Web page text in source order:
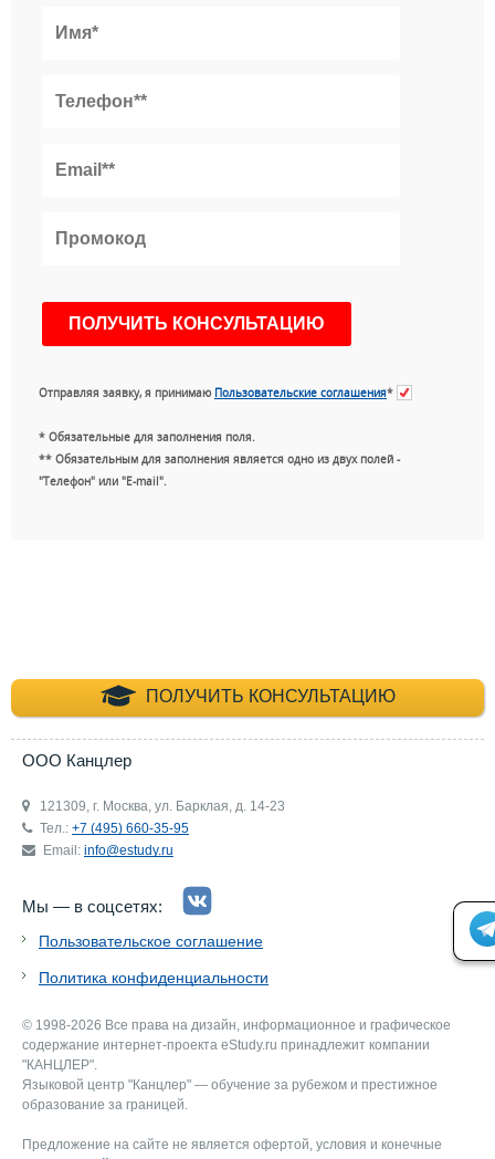
Отправляя заявку, я принимаю Пользовательские соглашения*
* Обязательные для заполнения поля.
** Обязательным для заполнения является одно из двух полей -
"Телефон" или "E-mail".
ПОЛУЧИТЬ КОНСУЛЬТАЦИЮ
+7 (495) 660-35-
ООО Канцлер
121309, г. Москва, ул. Барклая, д. 14-23
Тел.: +7 (495) 660-35-95
Email: info@estudy.ru
Мы — в соцсетях:
Пользовательское соглашение
Политика конфиденциальности
© 1998-2026 Все права на дизайн, информационное и графическое
содержание интернет-проекта eStudy.ru принадлежит компании
"КАНЦЛЕР".
Языковой центр "Канцлер" — обучение за рубежом и престижное
образование за границей.
Предложение на сайте не является офертой, условия и конечные